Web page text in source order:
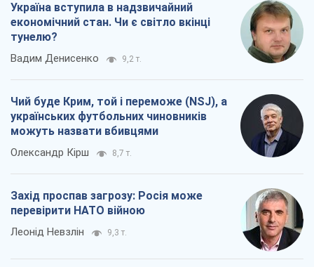
Україна вступила в надзвичайний
економічний стан. Чи є світло вкінці
тунелю?
Вадим Денисенко 9,2 т.
Чий буде Крим, той і переможе (NSJ), а
українських футбольних чиновників
можуть назвати вбивцями
Олександр Кірш 8,7 т.
Захід проспав загрозу: Росія може
перевірити НАТО війною
Леонід Невзлін 9,3 т.